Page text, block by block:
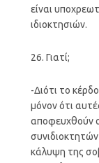
είναι
ιδιοκτησιών.
26. Γιατί;
-Διότι το
μόνον ότι
αποφευχθούν
κάλυψη της